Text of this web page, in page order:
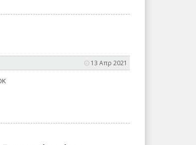
13 Απρ 2021